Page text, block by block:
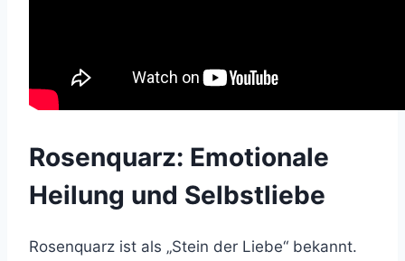
Rosenquarz: Emotionale
Heilung und Selbstliebe
Rosenquarz ist als „Stein der Liebe“ bekannt.